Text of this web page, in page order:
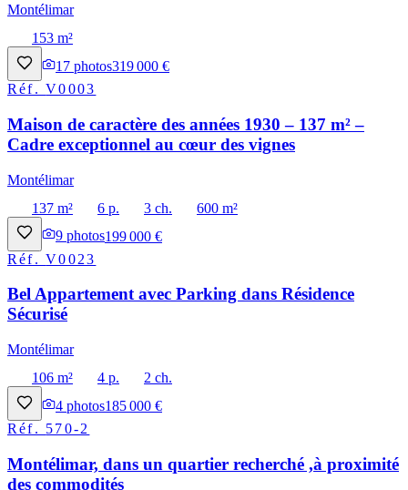
Montélimar
153 m²
17 photos319 000 €
Réf.V0003
Maison de caractère des années 1930 – 137 m² –
Cadre exceptionnel au cœur des vignes
Montélimar
137 m²
6 p. 3 ch.
600 m²
9 photos199 000 €
Réf.V0023
Bel Appartement avec Parking dans Résidence
Sécurisé
Montélimar
106 m²
4 p.
2 ch.
4 photos185 000 €
Réf. 570-2
Montélimar, dans un quartier recherché ,à proximité
des commodités